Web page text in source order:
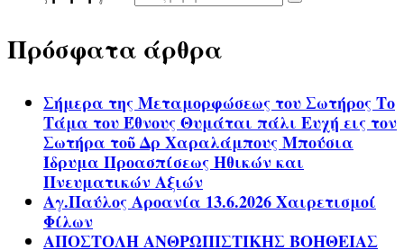
Πρόσφατα άρθρα
Σήμερα της Μεταμορφώσεως του Σωτήρος Το
Τάμα του Έθνους Θυμάται πάλι Ευχή εις τον
Σωτήρα τοῦ Δρ Χαραλάμπους Μπούσια
Ίδρυμα Προασπίσεως Ηθικών και
Πνευματικών Αξιών
Αγ.Παύλος Αροανία 13.6.2026 Χαιρετισμοί
Φίλων
ΑΠΟΣΤΟΛΗ ΑΝΘΡΩΠΙΣΤΙΚΗΣ ΒΟΗΘΕΙΑΣ